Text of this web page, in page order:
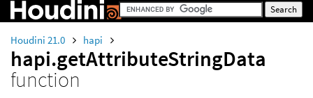
Houdini 21.0 hapi
hapi.getAttributeStringData
function